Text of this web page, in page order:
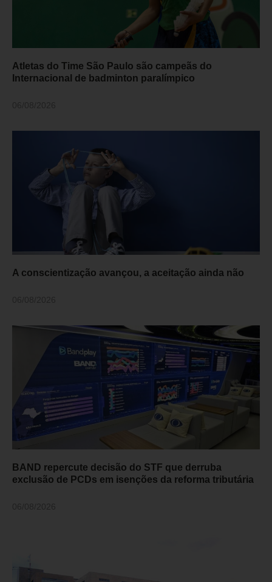
Atletas do Time São Paulo são campeãs do
Internacional de badminton paralímpico
A conscientização avançou, a aceitação ainda não
BAND repercute decisão do STF que derruba
exclusão de PCDs em isenções da reforma tributária